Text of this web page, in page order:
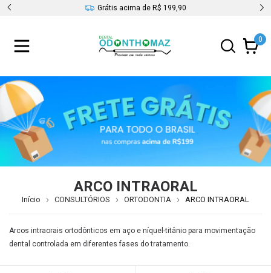
de R$ 199,90 Até 12x sem juros
0
ARCO INTRAORAL
Início CONSULTÓRIOS ORTODONTIA ARCO INTRAORAL
Arcos intraorais ortodônticos em aço e níquel-titânio para movimentação
dental controlada em diferentes fases do tratamento.